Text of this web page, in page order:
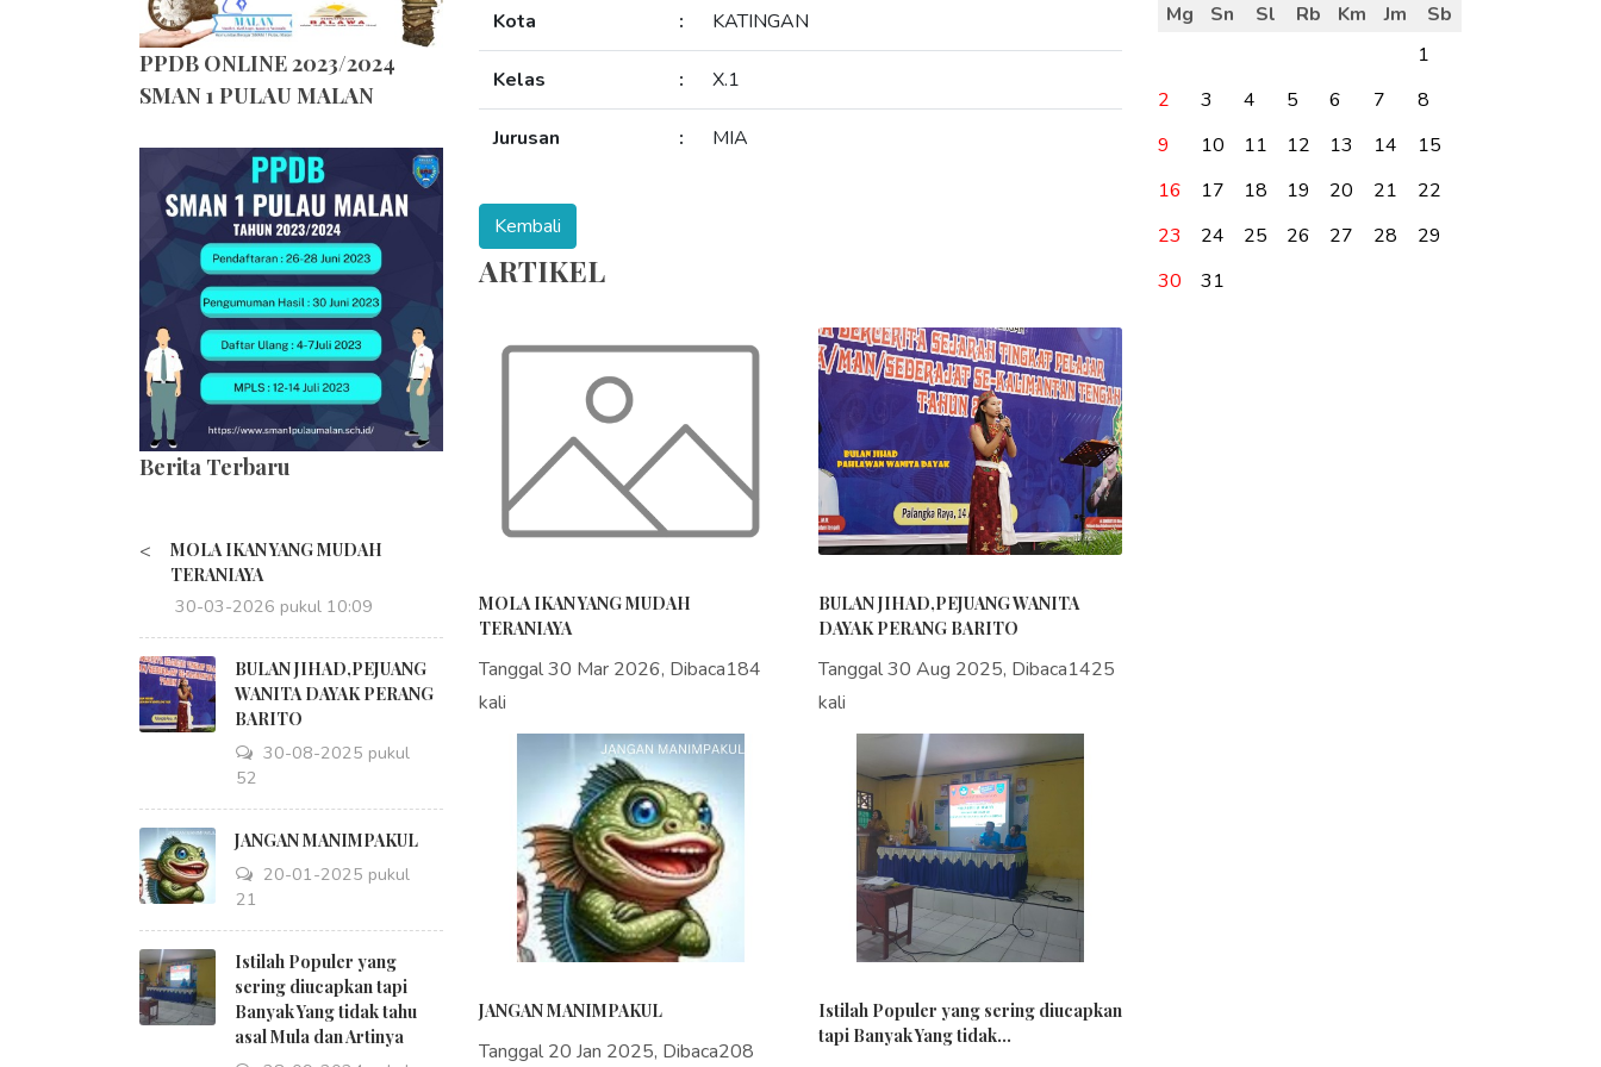
PPDB ONLINE 2023/2024
SMAN 1 PULAU MALAN
Berita Terbaru
<
MOLA IKAN YANG MUDAH
TERANIAYA
30-03-2026 pukul 10:09
BULAN JIHAD,PEJUANG
WANITA DAYAK PERANG
BARITO
30-08-2025 pukul
18:52
JANGAN MANIMPAKUL
20-01-2025 pukul
09:21
Istilah Populer yang
sering diucapkan tapi
Banyak Yang tidak tahu
asal Mula dan Artinya
Kota : KATINGAN
Kelas : X.1
Jurusan : MIA
ARTIKEL
MOLA IKAN YANG MUDAH
TERANIAYA
Tanggal 30 Mar 2026, Dibaca184
kali
BULAN JIHAD,PEJUANG WANITA
DAYAK PERANG BARITO
Tanggal 30 Aug 2025, Dibaca1425
kali
JANGAN MANIMPAKUL
Tanggal 20 Jan 2025, Dibaca208
Istilah Populer yang sering diucapkan
tapi Banyak Yang tidak...
Mg Sn Sl Rb Km Jm
Sb
1
2
3 4 5 6 7
8
9
10 11 12 13 14
15
16
17 18 19 20 21
22
23
24 25 26 27 28
29
30
31